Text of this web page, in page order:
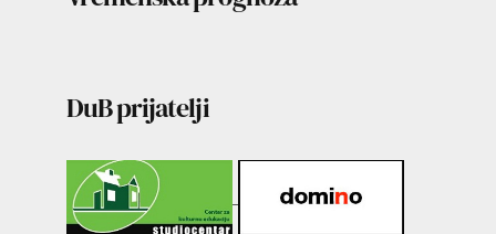
DuB prijatelji